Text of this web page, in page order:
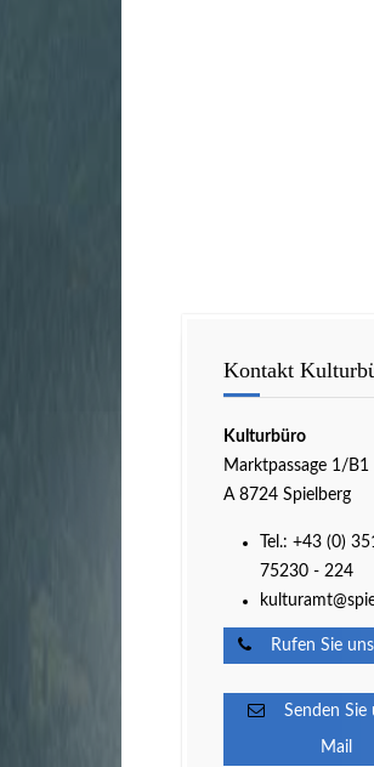
Kontakt
Kulturbüro
Marktpassage 1/B1
A 8724 Spielberg
Tel.: +43 (0)
75230 - 224
Rufen Sie
Senden Sie
Mail